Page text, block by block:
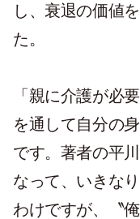
し、衰退の価値
た。
「親に介護が必
を通して自分の
です。著者の平
なって、いきな
わけですが、〝